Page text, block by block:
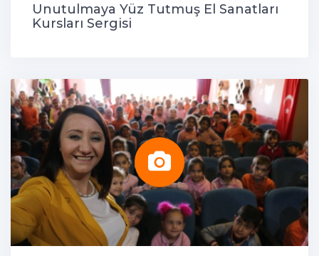
Unutulmaya Yüz Tutmuş El Sanatları
Kursları Sergisi